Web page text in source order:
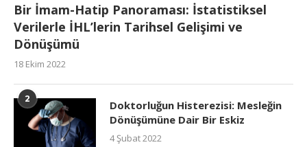
Bir İmam-Hatip Panoraması: İstatistiksel
Verilerle İHL’lerin Tarihsel Gelişimi ve
Dönüşümü
18 Ekim 2022
2
Doktorluğun Histerezisi: Mesleğin
Dönüşümüne Dair Bir Eskiz
4 Şubat 2022